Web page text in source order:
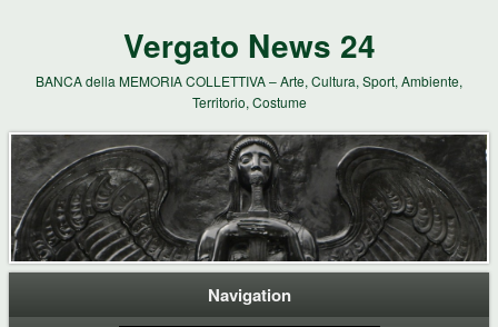
Vergato News 24
BANCA della MEMORIA COLLETTIVA – Arte, Cultura, Sport, Ambiente,
Territorio, Costume
Navigation